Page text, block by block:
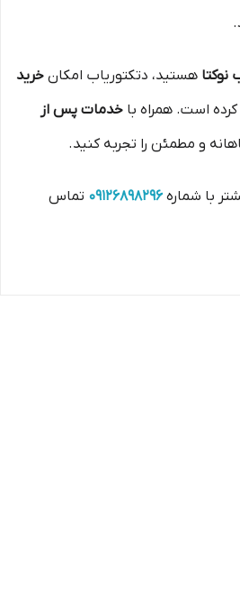
نوکتا هستید، دتکتوریاب امکان خرید
کرده است. همراه با خدمات پس از
و مطمئن را تجربه کنید.
با شماره 09126898296 تماس